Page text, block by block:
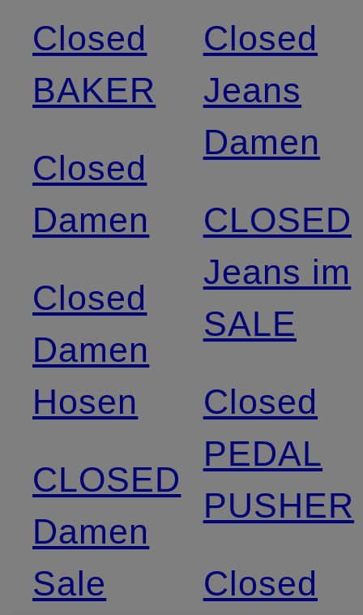
Closed
BAKER
Closed
Damen
Closed
Damen
Hosen
CLOSED
Damen
Sale
Closed
Jeans
Damen
CLOSED
Jeans im
SALE
Closed
PEDAL
PUSHER
Closed